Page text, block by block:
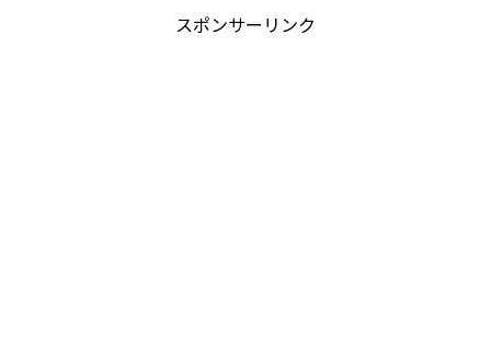
スポンサーリンク